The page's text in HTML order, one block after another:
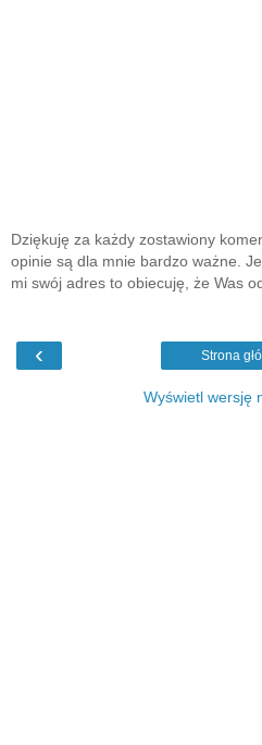
Dziękuję za każdy zostawiony
opinie są dla mnie bardzo ważne.
mi swój adres to obiecuję, że Was
‹ Strona
Wyświetl wersję